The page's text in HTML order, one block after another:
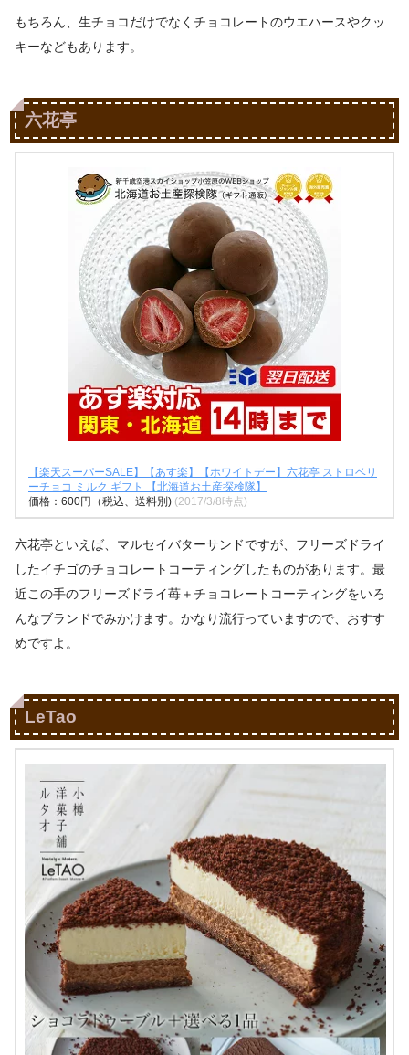
もちろん、生チョコだけでなくチョコレートのウエハースやクッ
キーなどもあります。
六花亭
【楽天スーパーSALE】【あす楽】【ホワイトデー】六花亭 ストロベリ
ーチョコ ミルク ギフト 【北海道お土産探検隊】
価格：600円（税込、送料別) (2017/3/8時点)
六花亭といえば、マルセイバターサンドですが、フリーズドライ
したイチゴのチョコレートコーティングしたものがあります。最
近この手のフリーズドライ苺＋チョコレートコーティングをいろ
んなブランドでみかけます。かなり流行っていますので、おすす
めですよ。
LeTao